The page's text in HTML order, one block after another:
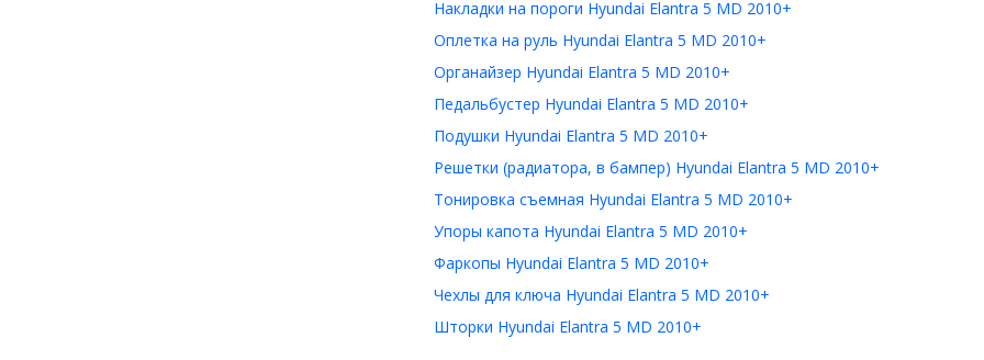
Накладки на пороги Hyundai Elantra 5 MD 2010+
Оплетка на руль Hyundai Elantra 5 MD 2010+
Органайзер Hyundai Elantra 5 MD 2010+
Педальбустер Hyundai Elantra 5 MD 2010+
Подушки Hyundai Elantra 5 MD 2010+
Решетки (радиатора, в бампер) Hyundai Elantra 5 MD 2010+
Тонировка съемная Hyundai Elantra 5 MD 2010+
Упоры капота Hyundai Elantra 5 MD 2010+
Фаркопы Hyundai Elantra 5 MD 2010+
Чехлы для ключа Hyundai Elantra 5 MD 2010+
Шторки Hyundai Elantra 5 MD 2010+